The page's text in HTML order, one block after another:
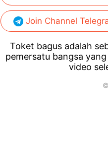
Join Channel
Toket bagus adalah
pemersatu bangsa
video